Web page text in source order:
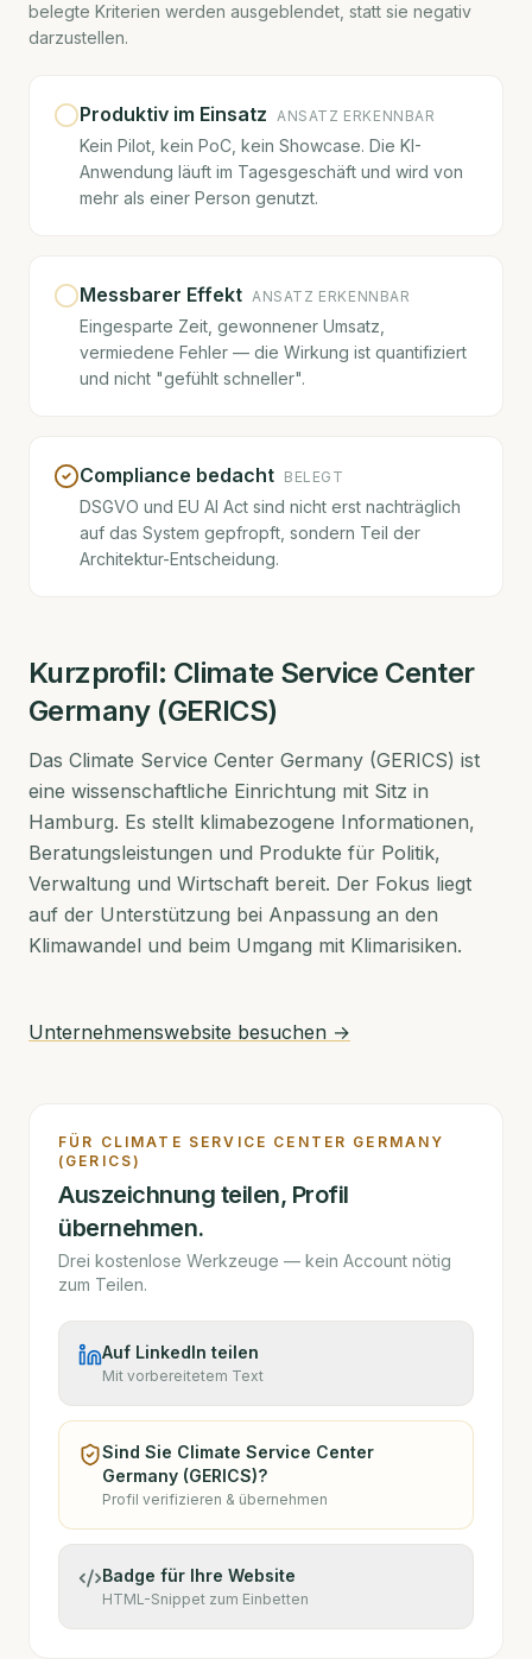
belegte Kriterien werden ausgeblendet, statt sie negativ
darzustellen.
Produktiv im Einsatz ANSATZ ERKENNBAR
Kein Pilot, kein PoC, kein Showcase. Die KI-
Anwendung läuft im Tagesgeschäft und wird von
mehr als einer Person genutzt.
Messbarer Effekt ANSATZ ERKENNBAR
Eingesparte Zeit, gewonnener Umsatz,
vermiedene Fehler — die Wirkung ist quantifiziert
und nicht "gefühlt schneller".
Compliance bedacht BELEGT
DSGVO und EU AI Act sind nicht erst nachträglich
auf das System gepfropft, sondern Teil der
Architektur-Entscheidung.
Kurzprofil: Climate Service Center
Germany (GERICS)
Das Climate Service Center Germany (GERICS) ist
eine wissenschaftliche Einrichtung mit Sitz in
Hamburg. Es stellt klimabezogene Informationen,
Beratungsleistungen und Produkte für Politik,
Verwaltung und Wirtschaft bereit. Der Fokus liegt
auf der Unterstützung bei Anpassung an den
Klimawandel und beim Umgang mit Klimarisiken.
Unternehmenswebsite besuchen →
FÜR CLIMATE SERVICE CENTER GERMANY
(GERICS)
Auszeichnung teilen, Profil
übernehmen.
Drei kostenlose Werkzeuge — kein Account nötig
zum Teilen.
Auf LinkedIn teilen
Mit vorbereitetem Text
Sind Sie Climate Service Center
Germany (GERICS)?
Profil verifizieren & übernehmen
Badge für Ihre Website
HTML-Snippet zum Einbetten